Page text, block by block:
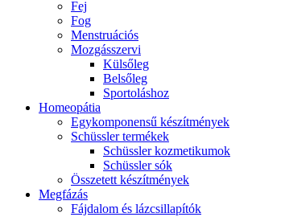
Fej
Fog
Menstruációs
Mozgásszervi
Külsőleg
Belsőleg
Sportoláshoz
Homeopátia
Egykomponensű készítmények
Schüssler termékek
Schüssler kozmetikumok
Schüssler sók
Összetett készítmények
Megfázás
Fájdalom és lázcsillapítók